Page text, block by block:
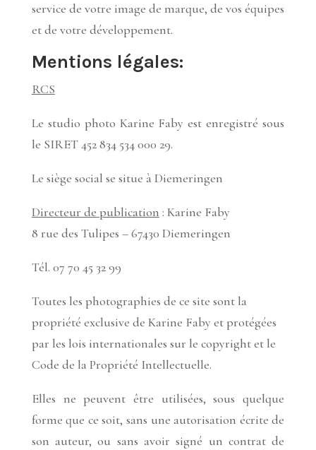
service de votre image de marque, de vos équipes
et de votre développement.
Mentions légales:
RCS
Le studio photo Karine Faby est enregistré sous
le SIRET 452 834 534 000 29.
Le siège social se situe à Diemeringen
Directeur de publication : Karine Faby
8 rue des Tulipes – 67430 Diemeringen
Tél. 07 70 45 32 99
Toutes les photographies de ce site sont la
propriété exclusive de Karine Faby et protégées
par les lois internationales sur le copyright et le
Code de la Propriété Intellectuelle.
Elles ne peuvent être utilisées, sous quelque
forme que ce soit, sans une autorisation écrite de
son auteur, ou sans avoir signé un contrat de